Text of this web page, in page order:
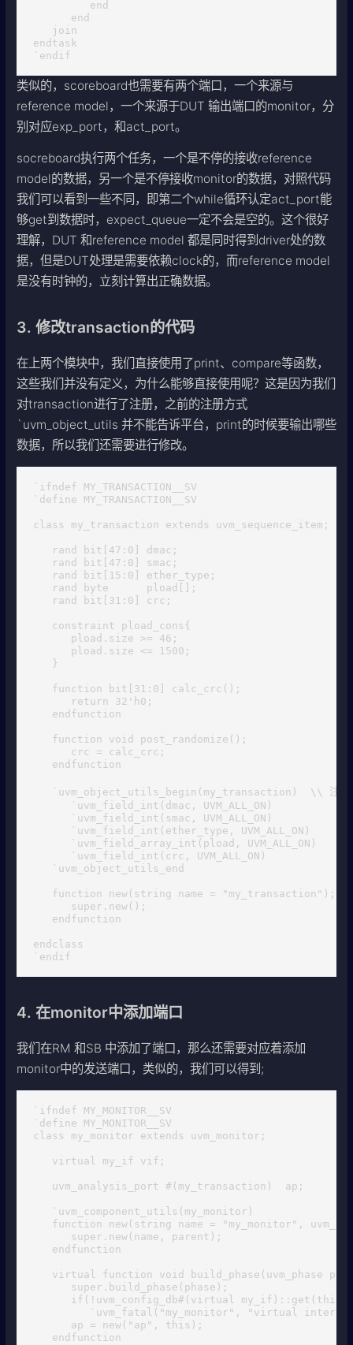
         end
      end
   join
endtask
`endif
类似的，scoreboard也需要有两个端口，一个来源与
reference model，一个来源于DUT 输出端口的monitor，分
别对应exp_port，和act_port。
socreboard执行两个任务，一个是不停的接收reference
model的数据，另一个是不停接收monitor的数据，对照代码
我们可以看到一些不同，即第二个while循环认定act_port能
够get到数据时，expect_queue一定不会是空的。这个很好
理解，DUT 和reference model 都是同时得到driver处的数
据，但是DUT处理是需要依赖clock的，而reference model
是没有时钟的，立刻计算出正确数据。
3. 修改transaction的代码
在上两个模块中，我们直接使用了print、compare等函数，
这些我们并没有定义，为什么能够直接使用呢？这是因为我们
对transaction进行了注册，之前的注册方式
`uvm_object_utils 并不能告诉平台，print的时候要输出哪些
数据，所以我们还需要进行修改。
`ifndef MY_TRANSACTION__SV
`define MY_TRANSACTION__SV
class my_transaction extends uvm_sequence_item;
   rand bit[47:0] dmac;
   rand bit[47:0] smac;
   rand bit[15:0] ether_type;
   rand byte      pload[];
   rand bit[31:0] crc;
   constraint pload_cons{
      pload.size >= 46;
      pload.size <= 1500;
   }
   function bit[31:0] calc_crc();
      return 32'h0;
   endfunction
   function void post_randomize();
      crc = calc_crc;
   endfunction
`uvm_object_utils_begin(my_transaction)  \\ 注册以
      `uvm_field_int(dmac, UVM_ALL_ON)
      `uvm_field_int(smac, UVM_ALL_ON)
      `uvm_field_int(ether_type, UVM_ALL_ON)
      `uvm_field_array_int(pload, UVM_ALL_ON)
      `uvm_field_int(crc, UVM_ALL_ON)
   `uvm_object_utils_end
   function new(string name = "my_transaction");
      super.new();
   endfunction
endclass
`endif
4. 在monitor中添加端口
我们在RM 和SB 中添加了端口，那么还需要对应着添加
monitor中的发送端口，类似的，我们可以得到;
`ifndef MY_MONITOR__SV
`define MY_MONITOR__SV
class my_monitor extends uvm_monitor;
   virtual my_if vif;
   uvm_analysis_port #(my_transaction)  ap;
   `uvm_component_utils(my_monitor)
function new(string name = "my_monitor",
      super.new(name, parent);
   endfunction
virtual function void build_phase(uvm_phase
      super.build_phase(phase);
if(!uvm_config_db#(virtual my_if)::get(this,
`uvm_fatal("my_monitor", "virtual
      ap = new("ap", this);
   endfunction